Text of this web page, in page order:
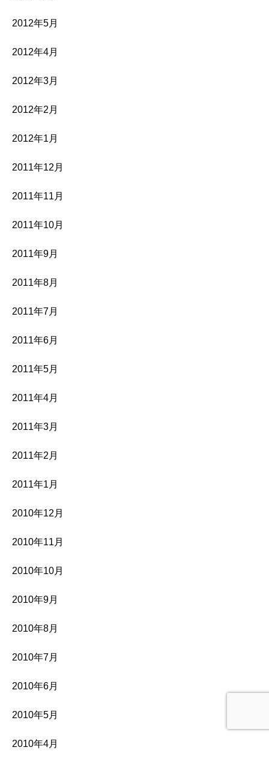
2012年5月
2012年4月
2012年3月
2012年2月
2012年1月
2011年12月
2011年11月
2011年10月
2011年9月
2011年8月
2011年7月
2011年6月
2011年5月
2011年4月
2011年3月
2011年2月
2011年1月
2010年12月
2010年11月
2010年10月
2010年9月
2010年8月
2010年7月
2010年6月
2010年5月
2010年4月